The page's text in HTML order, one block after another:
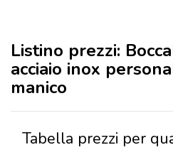
Listino prezzi:
acciaio inox
manico
Tabella prezzi per